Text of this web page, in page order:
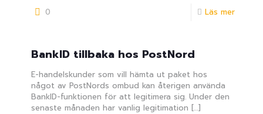
0 Läs mer
BankID tillbaka hos PostNord
E-handelskunder som vill hämta ut paket hos
något av PostNords ombud kan återigen använda
BankID-funktionen för att legitimera sig. Under den
senaste månaden har vanlig legitimation […]